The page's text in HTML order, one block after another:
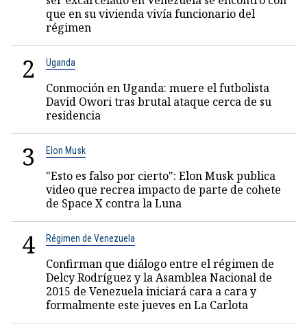
que en su vivienda vivía funcionario del
régimen
2 Uganda
Conmoción en Uganda: muere el futbolista
David Owori tras brutal ataque cerca de su
residencia
3 Elon Musk
"Esto es falso por cierto": Elon Musk publica
video que recrea impacto de parte de cohete
de Space X contra la Luna
4 Régimen de Venezuela
Confirman que diálogo entre el régimen de
Delcy Rodríguez y la Asamblea Nacional de
2015 de Venezuela iniciará cara a cara y
formalmente este jueves en La Carlota